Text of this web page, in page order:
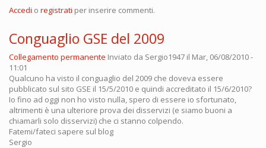
Accedi o registrati per inserire commenti.
Conguaglio GSE del 2009
Collegamento permanente Inviato da Sergio1947 il Mar, 06/08/2010 -
11:01
Qualcuno ha visto il conguaglio del 2009 che doveva essere
pubblicato sul sito GSE il 15/5/2010 e quindi accreditato il 15/6/2010?
Io fino ad oggi non ho visto nulla, spero di essere io sfortunato,
altrimenti è una ulteriore prova dei disservizi (e siamo buoni a
chiamarli solo disservizi) che ci stanno colpendo.
Fatemi/fateci sapere sul blog
Sergio